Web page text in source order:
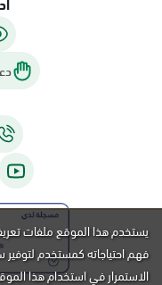
يستخدم هذا الموقع ملفات
فهم احتياجاته كمستخدم
الاستمرار في استخدام هذا